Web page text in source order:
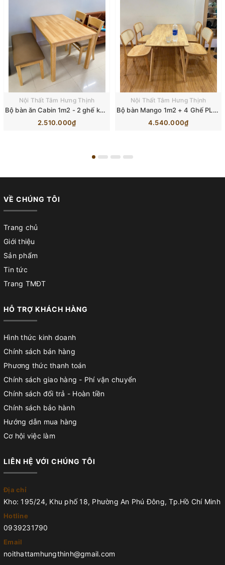
Nội Thất Tâm Hưng Thịnh
Bộ bàn ăn Cabin 1m2 - 2 ghế kèm Băng dài
2.510.000₫
Nội Thất Tâm Hưng Thịnh
Bộ bàn Mango 1m2 + 4 Ghế PLC mắt cáo
4.540.000₫
VỀ CHÚNG TÔI
Trang chủ
Giới thiệu
Sản phẩm
Tin tức
Trang TMĐT
HỖ TRỢ KHÁCH HÀNG
Hình thức kinh doanh
Chính sách bán hàng
Phương thức thanh toán
Chính sách giao hàng - Phí vận chuyển
Chính sách đổi trả - Hoàn tiền
Chính sách bảo hành
Hướng dẫn mua hàng
Cơ hội việc làm
LIÊN HỆ VỚI CHÚNG TÔI
Địa chỉ
Kho: 195/24, Khu phố 18, Phường An Phú Đông, Tp.Hồ Chí Minh
Hotline
0939231790
Email
noithattamhungthinh@gmail.com